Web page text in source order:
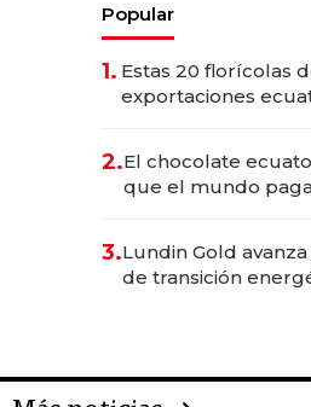
Popular
1. Estas 20 florícolas
exportaciones
2.El chocolate
que el mundo paga
3.Lundin Gold
de transición